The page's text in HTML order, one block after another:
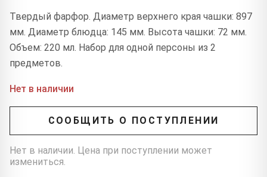
Твердый фарфор. Диаметр верхнего края чашки: 897
мм. Диаметр блюдца: 145 мм. Высота чашки: 72 мм.
Объем: 220 мл. Набор для одной персоны из 2
предметов.
Нет в наличии
СООБЩИТЬ О ПОСТУПЛЕНИИ
Нет в наличии. Цена при поступлении может
измениться.